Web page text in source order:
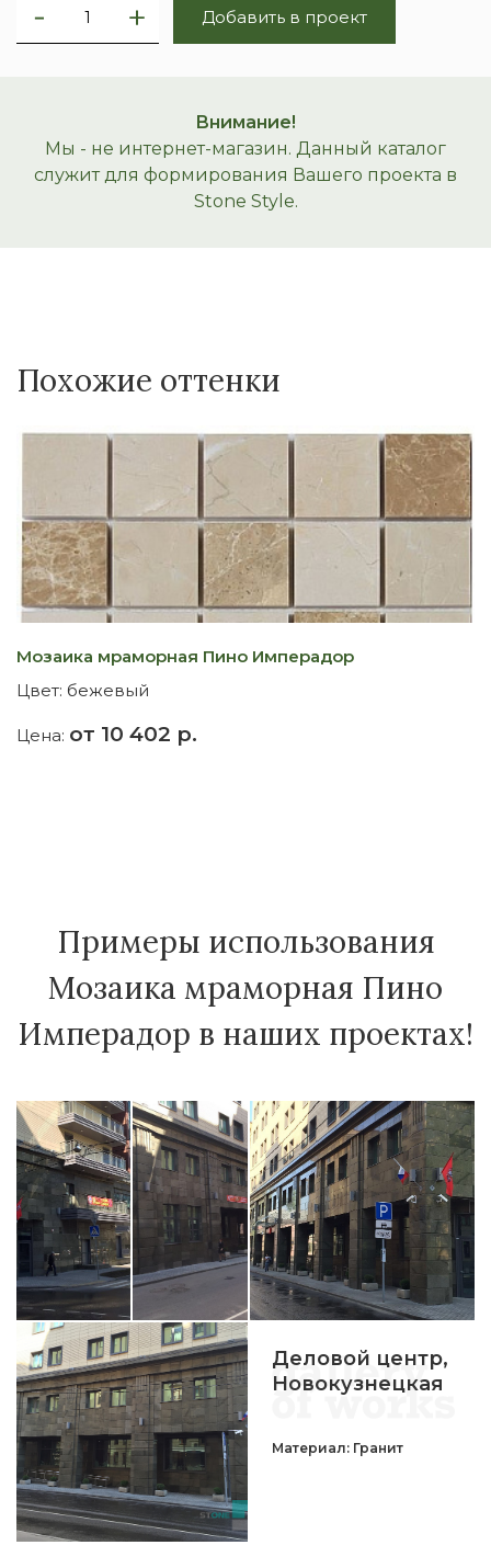
Добавить в проект
Внимание!
Мы - не интернет-магазин. Данный каталог
служит для формирования Вашего проекта в
Stone Style.
Похожие оттенки
Мозаика мраморная Пино Имперадор
Цвет: бежевый
Цена: от 10 402 р.
Примеры использования
Мозаика мраморная Пино
Имперадор в наших проектах!
Деловой центр,
Новокузнецкая
Материал: Гранит